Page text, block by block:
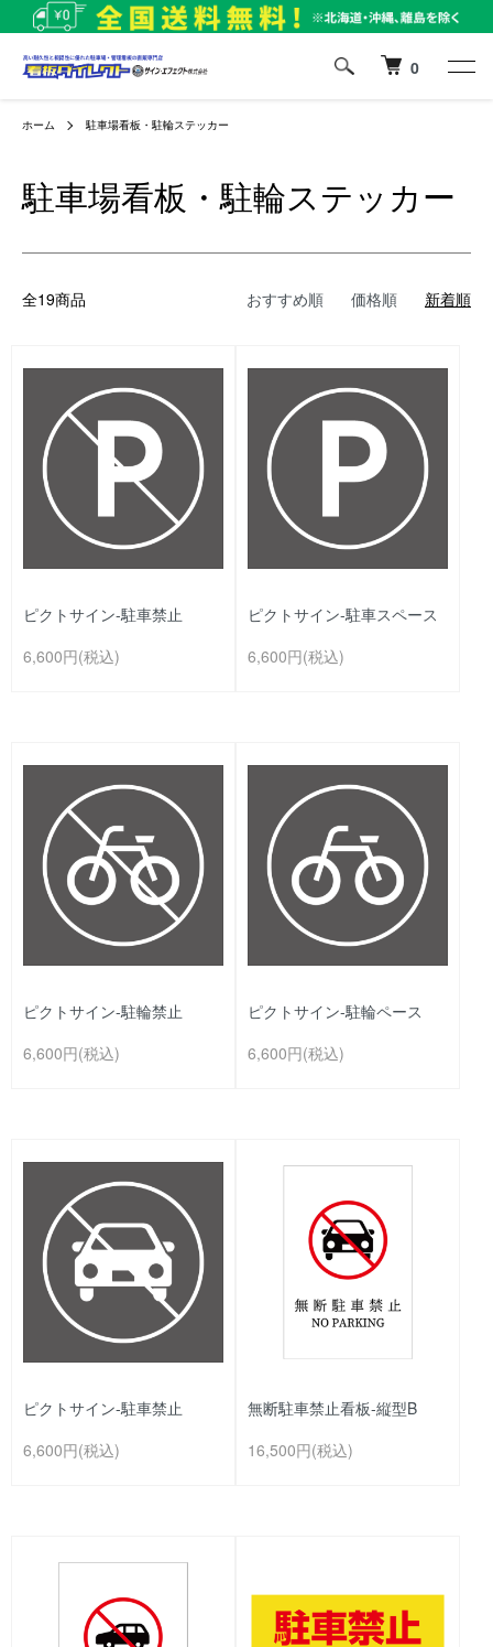
0
ホーム 駐車場看板・駐輪ステッカー
駐車場看板・駐輪ステッカー
全19商品 おすすめ順 価格順 新着順
ピクトサイン-駐車禁止
6,600円(税込)
ピクトサイン-駐車スペース
6,600円(税込)
ピクトサイン-駐輪禁止
6,600円(税込)
ピクトサイン-駐輪ペース
6,600円(税込)
ピクトサイン-駐車禁止
6,600円(税込)
無断駐車禁止看板-縦型B
16,500円(税込)